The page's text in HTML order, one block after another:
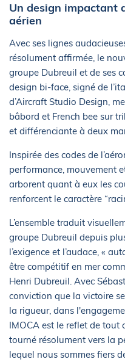
Un design impactant
aérien
Avec ses lignes
résolument affirmée, le
groupe Dubreuil et de ses
design bi-face, signé de
d’Aircraft Studio Design,
bâbord et French bee sur
et différenciante à deux
Inspirée des codes de
performance, mouvement
arborent quant à eux les
renforcent le caractère
L’ensemble traduit
groupe Dubreuil depuis
l’exigence et l’audace, «
être compétitif en mer
Henri Dubreuil. Avec
conviction que la victoire
la rigueur, dans
IMOCA est le reflet de tout
tourné résolument vers la
lequel nous sommes fiers